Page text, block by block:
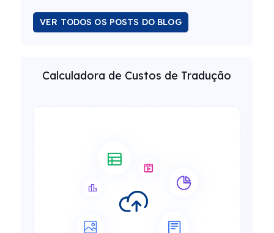
VER TODOS OS POSTS DO BLOG
Calculadora de Custos de Tradução